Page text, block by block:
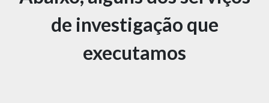
de investigação que
executamos